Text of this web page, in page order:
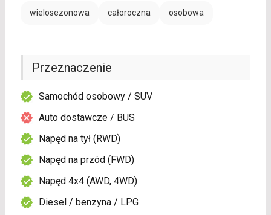
wielosezonowa całoroczna osobowa
Przeznaczenie
Samochód osobowy / SUV
Auto dostawcze / BUS
Napęd na tył (RWD)
Napęd na przód (FWD)
Napęd 4x4 (AWD, 4WD)
Diesel / benzyna / LPG